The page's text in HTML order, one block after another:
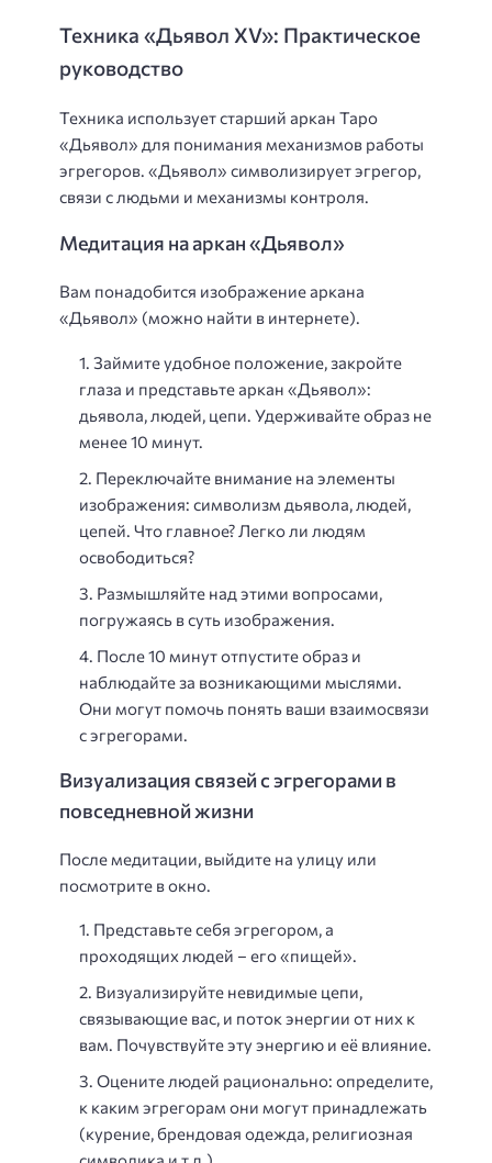
Техника «Дьявол XV»: Практическое
руководство
Техника использует старший аркан Таро
«Дьявол» для понимания механизмов работы
эгрегоров. «Дьявол» символизирует эгрегор,
связи с людьми и механизмы контроля.
Медитация на аркан «Дьявол»
Вам понадобится изображение аркана
«Дьявол» (можно найти в интернете).
Займите удобное положение, закройте
глаза и представьте аркан «Дьявол»:
дьявола, людей, цепи. Удерживайте образ не
менее 10 минут.
Переключайте внимание на элементы
изображения: символизм дьявола, людей,
цепей. Что главное? Легко ли людям
освободиться?
Размышляйте над этими вопросами,
погружаясь в суть изображения.
После 10 минут отпустите образ и
наблюдайте за возникающими мыслями.
Они могут помочь понять ваши взаимосвязи
с эгрегорами.
Визуализация связей с эгрегорами в
повседневной жизни
После медитации, выйдите на улицу или
посмотрите в окно.
Представьте себя эгрегором, а
проходящих людей – его «пищей».
Визуализируйте невидимые цепи,
связывающие вас, и поток энергии от них к
вам. Почувствуйте эту энергию и её влияние.
Оцените людей рационально: определите,
к каким эгрегорам они могут принадлежать
(курение, брендовая одежда, религиозная